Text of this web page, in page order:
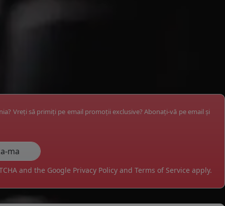
Vreți să primiți pe email promoții exclusive? Abonați-vă pe email și
and the Google Privacy Policy and Terms of Service apply.